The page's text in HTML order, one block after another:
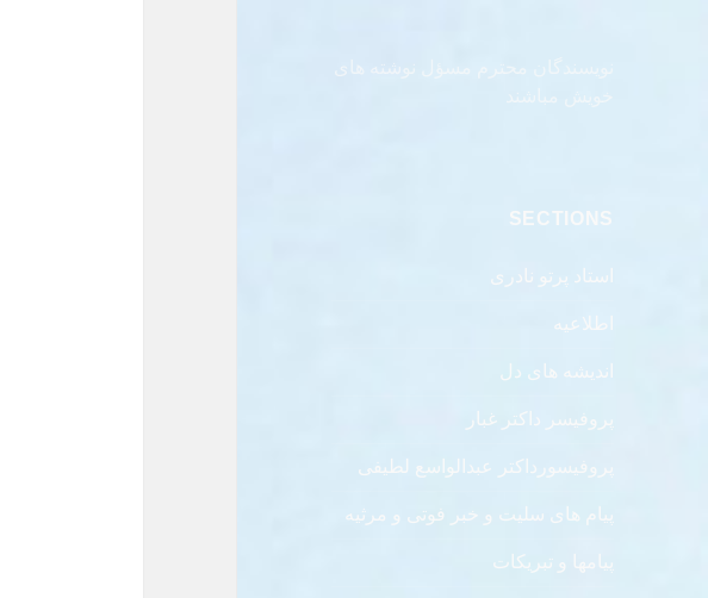
نویسندگان محترم مسؤل نوشته های
SECTIONS
استاد پرتو نادری
اطلاعیه
اندیشه های دل
پروفیسر داکتر غبار
پروفیسورداکتر عبدالواسع لطیفی
پیام های سلیت و خبر فوتی و مرثیه
پیامها و تبریکات